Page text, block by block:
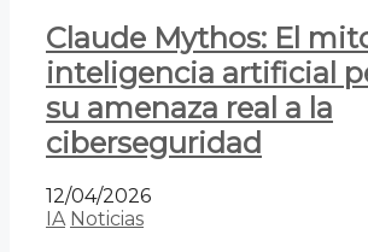
Claude Mythos: El
inteligencia artificial
su amenaza real a la
ciberseguridad
12/04/2026
IA Noticias